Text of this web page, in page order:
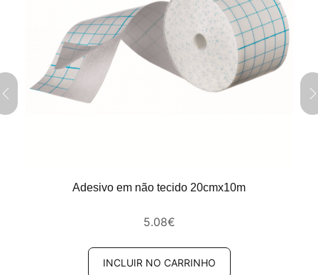
Adesivo em não tecido 20cmx10m
5.08€
INCLUIR NO CARRINHO